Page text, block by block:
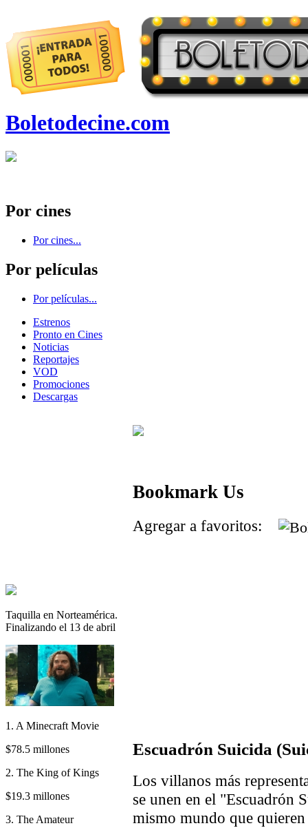
Boletodecine.com
Por cines
Por cines...
Por películas
Por películas...
Estrenos
Pronto en Cines
Noticias
Reportajes
VOD
Promociones
Descargas
Taquilla en Norteamérica.
Finalizando el 13 de abril
1. A Minecraft Movie
$78.5 millones
2. The King of Kings
$19.3 millones
3. The Amateur
Bookmark Us
Agregar a favoritos:
Escuadrón Suicida
Los villanos más
se unen en el "Escuadrón
mismo mundo que